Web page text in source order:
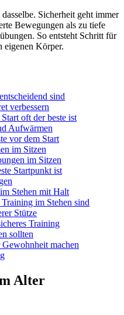
Sicherheit geht immer
Bewegungen als zu tiefe
So entsteht Schritt für
eigenen Körper.
sind
verbessern
oft der beste ist
Aufwärmen
vor dem Start
im Sitzen
im Sitzen
Startpunkt ist
Stehen mit Halt
im Stehen sind
Stütze
Training
sollten
machen
Alter